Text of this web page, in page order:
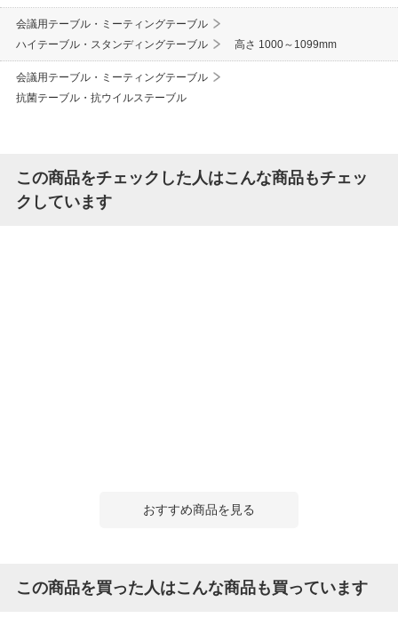
会議用テーブル・ミーティングテーブル
ハイテーブル・スタンディングテーブル
高さ 1000～1099mm
会議用テーブル・ミーティングテーブル
抗菌テーブル・抗ウイルステーブル
この商品をチェックした人はこんな商品もチェッ
クしています
おすすめ商品を見る
この商品を買った人はこんな商品も買っています